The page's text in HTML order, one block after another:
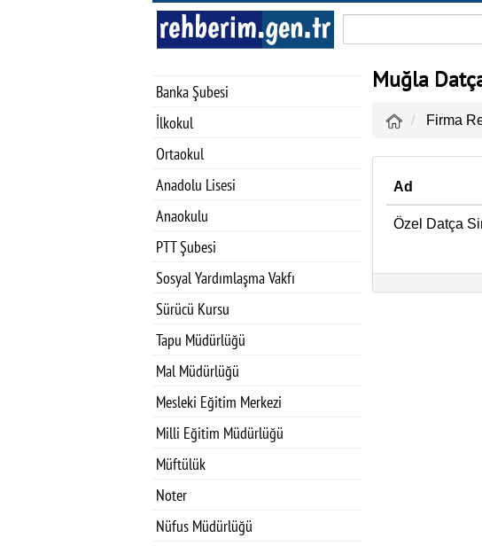
Banka Şubesi
İlkokul
Ortaokul
Anadolu Lisesi
Anaokulu
PTT Şubesi
Sosyal Yardımlaşma Vakfı
Sürücü Kursu
Tapu Müdürlüğü
Mal Müdürlüğü
Mesleki Eğitim Merkezi
Milli Eğitim Müdürlüğü
Müftülük
Noter
Nüfus Müdürlüğü
Muğla
Firma
Ad
Özel Datça